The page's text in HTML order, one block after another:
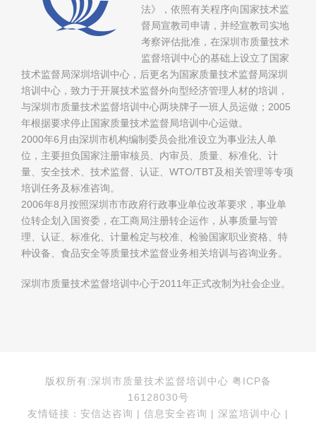
法》，依照有关程序向国家技术监
督局宣教司申请，并经宣教司实地
考察评估批准，在深圳市质量技术
监督培训中心的基础上设立了国家
技术监督局深圳培训中心，后更名为国家质量技术监督局深圳
培训中心，致力于开展技术监督外向型经济管理人材的培训，
与深圳市质量技术监督培训中心两块牌子一班人员运做；2005
年根据要求停止国家质量技术监督局培训中心运做。
2000年6月由深圳市机构编制委员会批准设立为事业法人单
位，主要担负国家注册审核员、内审员、质量、标准化、计
量、安全技术、技术监督、认证、WTO/TBT及相关管理等专项
培训任务及标准咨询。
2006年8月按照深圳市市政府行政事业单位改革要求，事业单
位转企划入国资委，在工商局注册转企运作，从事质量与管
理、认证、标准化、计量检定与校准、检验国家职业资格、特
种设备、食品安全等质量技术监督业务相关培训与咨询业务。
深圳市质量技术监督培训中心于2011年正式改制为社会企业。
版权所有:深圳市质量技术监督培训中心 粤ICP备
16128030号
友情链接：安信达咨询 | 信息安全咨询 | 深监培训中心 |